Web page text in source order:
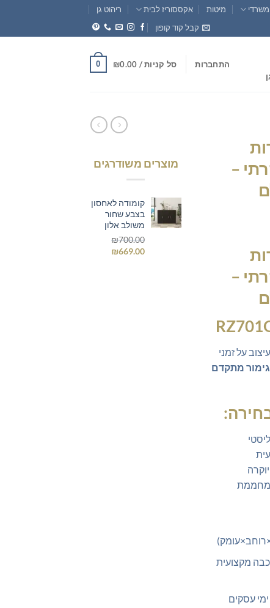
משרדי מיטות אקססוריז לבית
ריהוט גן
קבל קוד קופון
התחברות סל קניות / ₪0.00
0
–
–
על זמני
גימור מתקדם
מחממת
מקצועית
מוצרים משודרגים
קומודה לאחסון
בצבע שחור
משולב אלון
₪700.00
המחיר ₪669.00